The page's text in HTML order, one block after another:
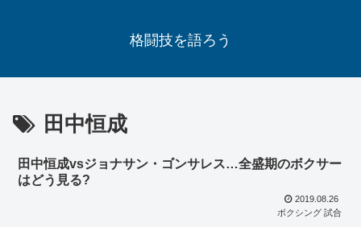
格闘技を語ろう
田中恒成
田中恒成vsジョナサン・ゴンサレス…全盛期のボクサー
はどう見る?
2019.08.26
ボクシング 試合